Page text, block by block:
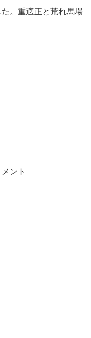
。重適正と荒れ馬場
ント